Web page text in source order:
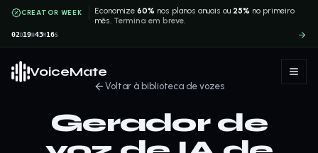
CREATOR WEEK Economize60% nos planos anuais ou 25% no primeiro
mês. Termina em breve.
02D19H 43M 16S
VoiceMate
Voltar à biblioteca de vozes
Gerador de